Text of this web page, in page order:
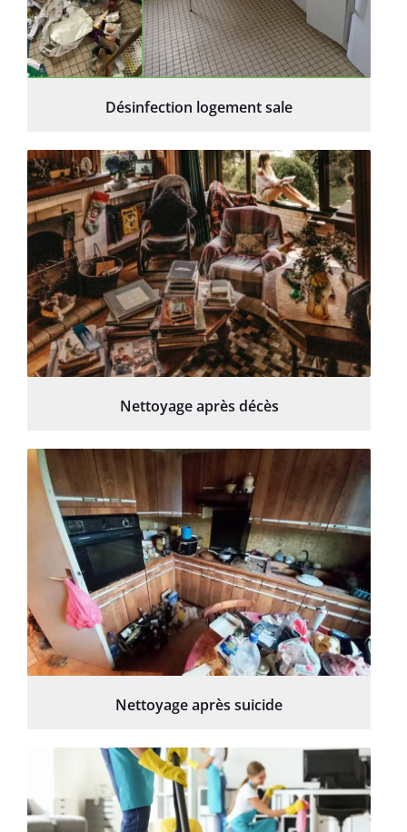
Désinfection logement sale
Nettoyage après décès
Nettoyage après suicide